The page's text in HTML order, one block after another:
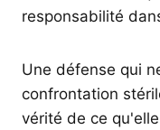
responsabilité
Une défense qui
confrontation
vérité de ce